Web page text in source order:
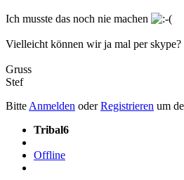
Ich musste das noch nie machen
Vielleicht können wir ja mal per skype?
Gruss
Stef
Bitte Anmelden oderRegistrieren um
Tribal6
Offline